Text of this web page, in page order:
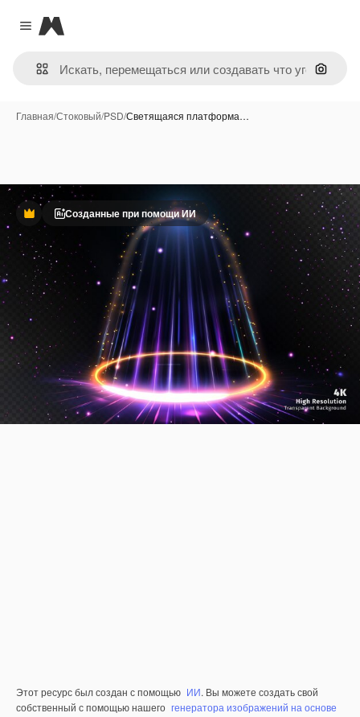
Close menu
Magnific
Поиск
Главная/Стоковый/PSD/Светящаяся платформа…
ПремиумСозданные при помощи ИИ
Этот ресурс был создан с помощью ИИ. Вы можете создать свой
собственный с помощью нашего генератора изображений на основе